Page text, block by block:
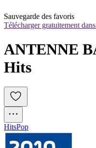
Sauvegarde des favoris
Télécharger gratuitement
ANTENNE
Hits
HitsPop